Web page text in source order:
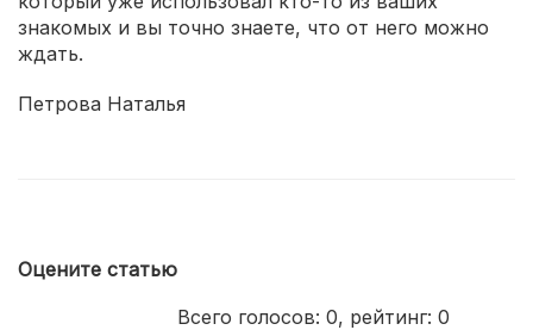
знакомых и вы точно знаете, что от него можно
ждать.
Петрова Наталья
Оцените статью
Всего голосов: 0, рейтинг: 0